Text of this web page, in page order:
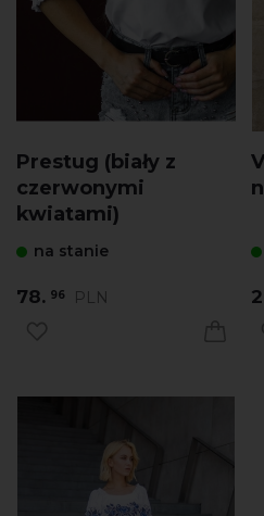
Prestug (biały z
czerwonymi
kwiatami)
na stanie
78. 96 PLN